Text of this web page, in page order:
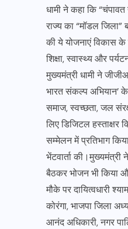
धामी ने कहा कि
राज्य का “मॉडल
की ये योजनाएं विकास
शिक्षा, स्वास्थ्य और
मुख्यमंत्री धामी ने
भारत संकल्प अभियान’
समाज, स्वच्छता, जल
लिए डिजिटल हस्ताक्षर
सम्मेलन में प्रतिभाग
भेंटवार्ता
बैठकर भोजन भी किया
मौके पर दायित्वधारी
कोरंगा, भाजपा जिला
आनंद अधिकारी, नगर